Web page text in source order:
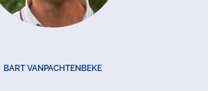
BART VANPACHTENBEKE